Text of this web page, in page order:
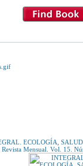
Revista Mensual. Vol. 15.